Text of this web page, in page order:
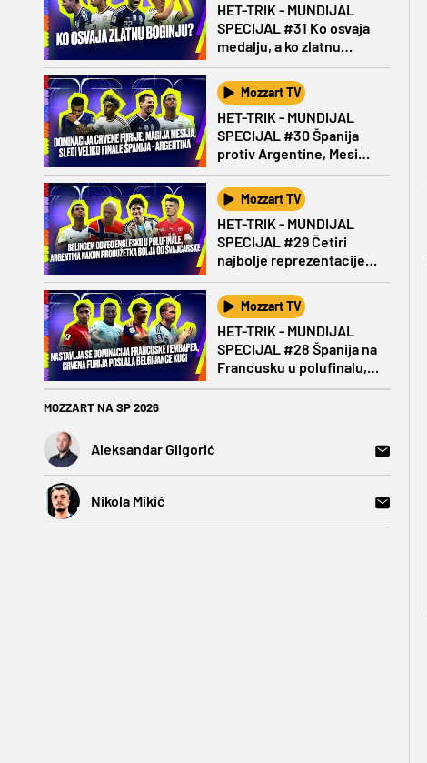
HET-TRIK - MUNDIJAL
SPECIJAL #31 Ko osvaja
medalju, a ko zlatnu
Boginju?
Mozzart TV
HET-TRIK - MUNDIJAL
SPECIJAL #30 Španija
protiv Argentine, Mesi
protiv Jamala
Mozzart TV
HET-TRIK - MUNDIJAL
SPECIJAL #29 Četiri
najbolje reprezentacije u
polufinalu Mundijala!
Mozzart TV
HET-TRIK - MUNDIJAL
SPECIJAL #28 Španija na
Francusku u polufinalu,
ko se pridružuje?
MOZZART NA SP 2026
Aleksandar Gligorić
Nikola Mikić